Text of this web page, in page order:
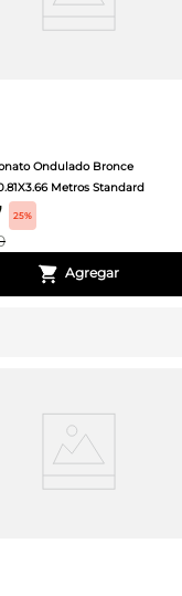
Ondulado Bronce
Metros Standard
25%